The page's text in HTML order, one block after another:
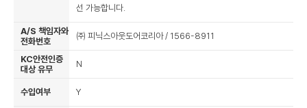
선 가능합니다.
A/S 책임자와
전화번호
㈜ 피닉스아웃도어코리아 / 1566-8911
KC안전인증
대상 유무
N
수입여부 Y